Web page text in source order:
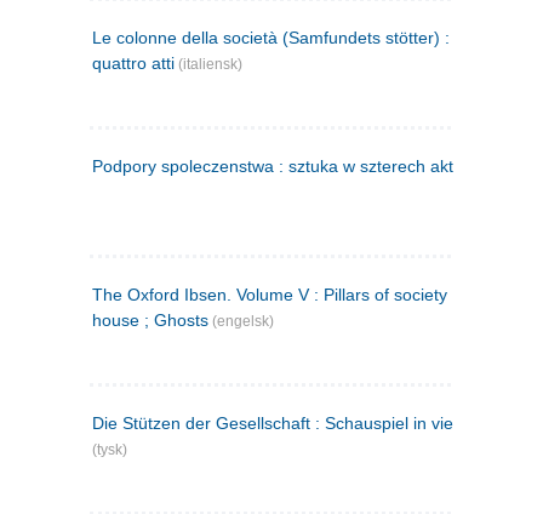
Le colonne della società (Samfundets stötter) : commedia
quattro atti (italiensk)
Podpory spoleczenstwa : sztuka w szterech aktach
The Oxford Ibsen. Volume V : Pillars of society ; A doll's
house ; Ghosts (engelsk)
Die Stützen der Gesellschaft : Schauspiel in vier Aufzügen
(tysk)